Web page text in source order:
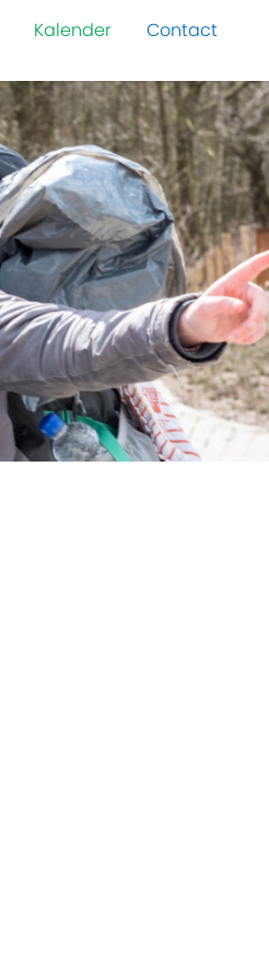
Kalender Contact